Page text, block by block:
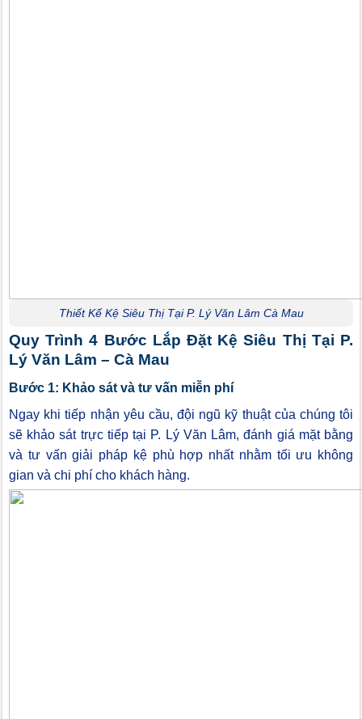
Thiết Kế Kệ Siêu Thị Tại P. Lý Văn Lâm Cà Mau
Quy Trình 4 Bước Lắp Đặt Kệ Siêu Thị Tại P.
Lý Văn Lâm – Cà Mau
Bước 1: Khảo sát và tư vấn miễn phí
Ngay khi tiếp nhận yêu cầu, đội ngũ kỹ thuật của chúng tôi
sẽ khảo sát trực tiếp tại P. Lý Văn Lâm, đánh giá mặt bằng
và tư vấn giải pháp kệ phù hợp nhất nhằm tối ưu không
gian và chi phí cho khách hàng.